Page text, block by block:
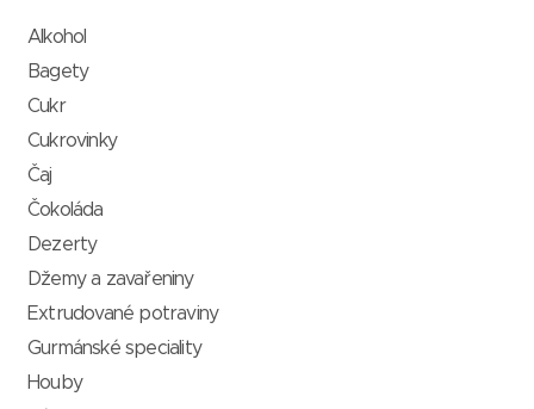
Alkohol
Bagety
Cukr
Cukrovinky
Čaj
Čokoláda
Dezerty
Džemy a zavařeniny
Extrudované potraviny
Gurmánské speciality
Houby